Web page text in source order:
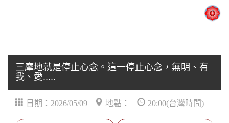
三摩地就是停止心念。這一停止心念，無明、有
我、愛.....
日期：2026/05/09 地點： 20:00(台灣時間)